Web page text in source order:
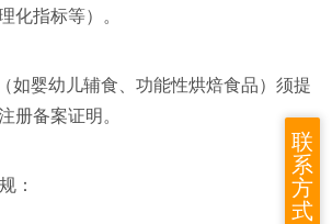
化指标等）。
如婴幼儿辅食、功能性烘焙食品）须提
册备案证明。
：
联
系
方
式